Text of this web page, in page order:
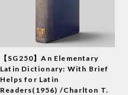
【SG250】An Elementary
Latin Dictionary: With Brief
Helps for Latin
Readers(1956) /Charlton T.